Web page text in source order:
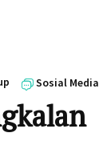
Sosial Media